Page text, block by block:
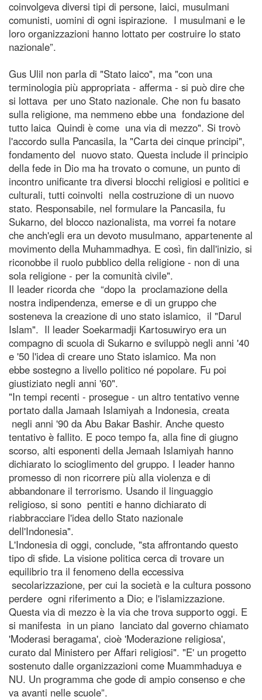
coinvolgeva diversi tipi di persone, laici, musulmani
comunisti, uomini di ogni ispirazione. I musulmani e le
loro organizzazioni hanno lottato per costruire lo stato
nazionale”.
Gus Ulil non parla di "Stato laico", ma "con una
terminologia più appropriata - afferma - si può dire che
si lottava per uno Stato nazionale. Che non fu basato
sulla religione, ma nemmeno ebbe una fondazione del
tutto laica Quindi è come una via di mezzo". Si trovò
l'accordo sulla Pancasila, la "Carta dei cinque principi",
fondamento del nuovo stato. Questa include il principio
della fede in Dio ma ha trovato o comune, un punto di
incontro unificante tra diversi blocchi religiosi e politici e
culturali, tutti coinvolti nella costruzione di un nuovo
stato. Responsabile, nel formulare la Pancasila, fu
Sukarno, del blocco nazionalista, ma vorrei fa notare
che anch'egli era un devoto musulmano, appartenente al
movimento della Muhammadhya. E così, fin dall'inizio, si
riconobbe il ruolo pubblico della religione - non di una
sola religione - per la comunità civile".
Il leader ricorda che “dopo la proclamazione della
nostra indipendenza, emerse e di un gruppo che
sosteneva la creazione di uno stato islamico, il "Darul
Islam". Il leader Soekarmadji Kartosuwiryo era un
compagno di scuola di Sukarno e sviluppò negli anni '40
e '50 l'idea di creare uno Stato islamico. Ma non
ebbe sostegno a livello politico né popolare. Fu poi
giustiziato negli anni '60".
"In tempi recenti - prosegue - un altro tentativo venne
portato dalla Jamaah Islamiyah a Indonesia, creata
negli anni '90 da Abu Bakar Bashir. Anche questo
tentativo è fallito. E poco tempo fa, alla fine di giugno
scorso, alti esponenti della Jemaah Islamiyah hanno
dichiarato lo scioglimento del gruppo. I leader hanno
promesso di non ricorrere più alla violenza e di
abbandonare il terrorismo. Usando il linguaggio
religioso, si sono pentiti e hanno dichiarato di
riabbracciare l'idea dello Stato nazionale
dell'Indonesia".
L'Indonesia di oggi, conclude, "sta affrontando questo
tipo di sfide. La visione politica cerca di trovare un
equilibrio tra il fenomeno della eccessiva
secolarizzazione, per cui la società e la cultura possono
perdere ogni riferimento a Dio; e l'islamizzazione.
Questa via di mezzo è la via che trova supporto oggi. E
si manifesta in un piano lanciato dal governo chiamato
'Moderasi beragama', cioè 'Moderazione religiosa',
curato dal Ministero per Affari religiosi". "E' un progetto
sostenuto dalle organizzazioni come Muammhaduya e
NU. Un programma che gode di ampio consenso e che
va avanti nelle scuole”.